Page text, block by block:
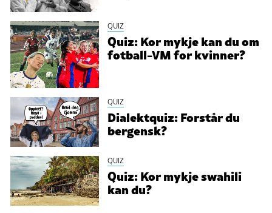
QUIZ
Quiz: Kor mykje kan du om
fotball-VM for kvinner?
QUIZ
Dialektquiz: Forstår du
bergensk?
QUIZ
Quiz: Kor mykje swahili
kan du?